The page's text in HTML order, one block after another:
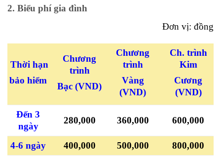
2. Biểu phí gia đình
Đơn vị: đồng
Thời hạn
bảo hiểm
Chương
trình
Bạc (VND)
Chương
trình
Vàng
(VND)
Ch. trình
Kim
Cương
(VND)
Đến 3
ngày
280,000 360,000 600,000
4-6 ngày 400,000 500,000
800,000